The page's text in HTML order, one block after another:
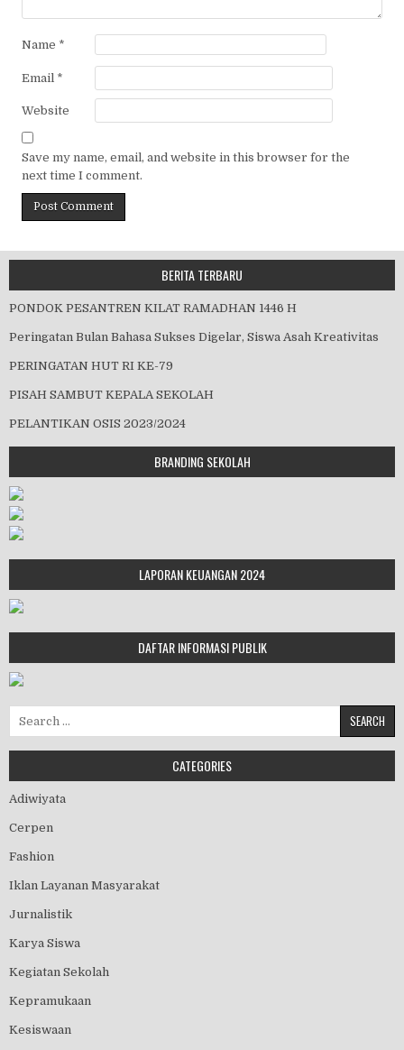
Name *
Email *
Website
Save my name, email, and website in this browser for the
next time I comment.
BERITA TERBARU
PONDOK PESANTREN KILAT RAMADHAN 1446 H
Peringatan Bulan Bahasa Sukses Digelar, Siswa Asah Kreativitas
PERINGATAN HUT RI KE-79
PISAH SAMBUT KEPALA SEKOLAH
PELANTIKAN OSIS 2023/2024
BRANDING SEKOLAH
LAPORAN KEUANGAN 2024
DAFTAR INFORMASI PUBLIK
Search for:
CATEGORIES
Adiwiyata
Cerpen
Fashion
Iklan Layanan Masyarakat
Jurnalistik
Karya Siswa
Kegiatan Sekolah
Kepramukaan
Kesiswaan